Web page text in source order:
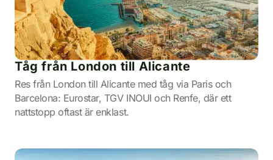
Tåg från London till Alicante
Res från London till Alicante med tåg via Paris och
Barcelona: Eurostar, TGV INOUI och Renfe, där ett
nattstopp oftast är enklast.